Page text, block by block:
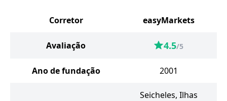
Corretor easyMarkets
Avaliação 4.5/5
Ano de fundação 2001
Seicheles, Ilhas